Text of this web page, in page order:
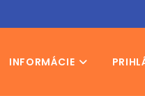
INFORMÁCIE